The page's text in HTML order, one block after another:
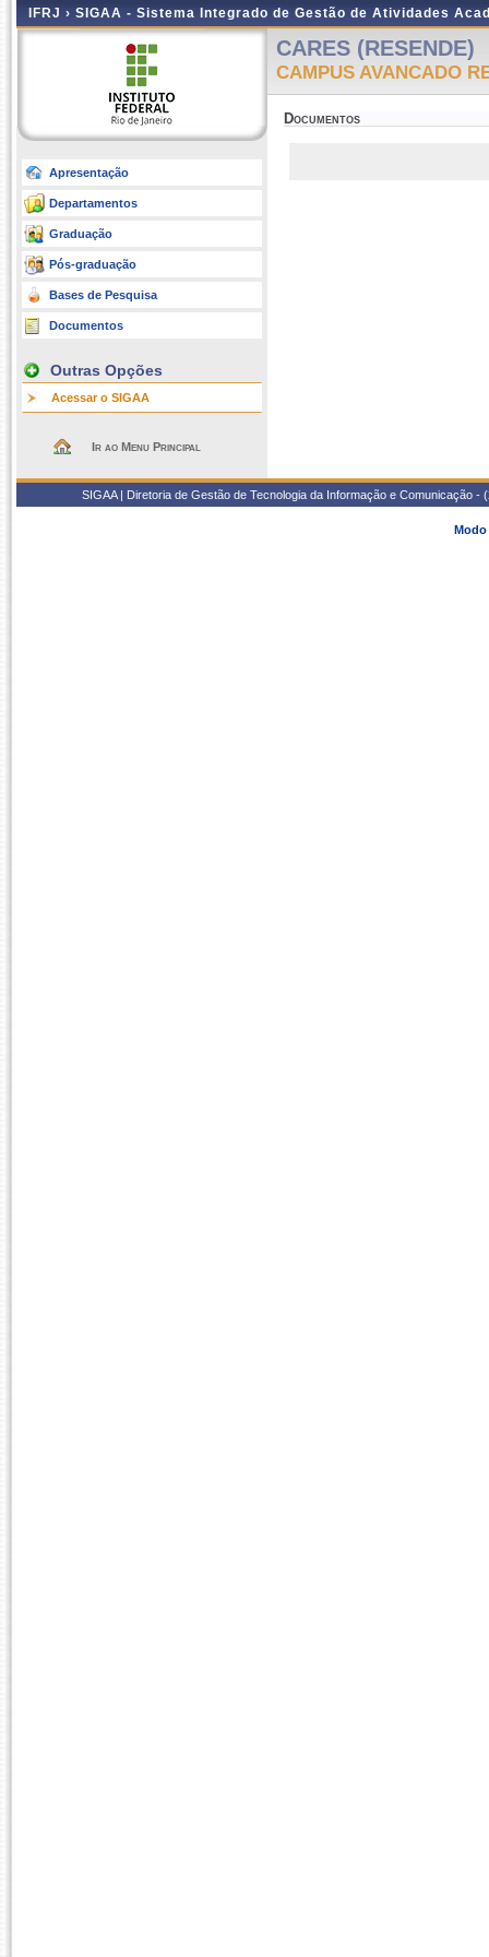
IFRJ › SIGAA - Sistema Integrado de Gestão de Atividades
Apresentação
Departamentos
Graduação
Pós-graduação
Bases de Pesquisa
Documentos
Outras Opções
Acessar o SIGAA
Ir ao Menu Principal
CARES (RESENDE)
CAMPUS AVANCADO
Documentos
SIGAA | Diretoria de Gestão de Tecnologia da Informação e
Modo